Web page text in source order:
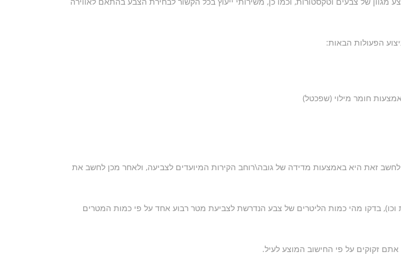
הפעולות הבאות:
חומר מילוי (שפכטל)
זאת היא באמצעות מדידה של גובה\רוחב הקירות המיועדים לצביעה, ולאחר מכן לחשב את
בדקו מהי כמות הליטרים של צבע הנדרשת לצביעת מטר רבוע אחד על פי כמות המטרים